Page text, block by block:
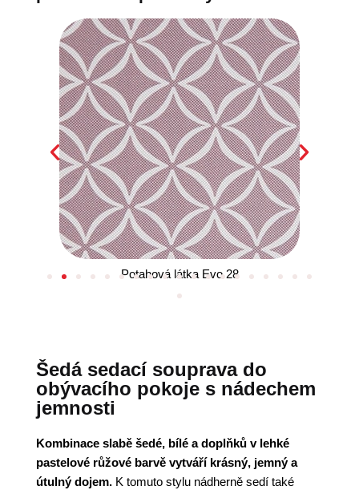
Potahová látka Evo 28
Šedá sedací souprava do
obývacího pokoje s nádechem
jemnosti
Kombinace slabě šedé, bílé a doplňků v lehké
pastelové růžové barvě vytváří krásný, jemný a
útulný dojem. K tomuto stylu nádherně sedí také